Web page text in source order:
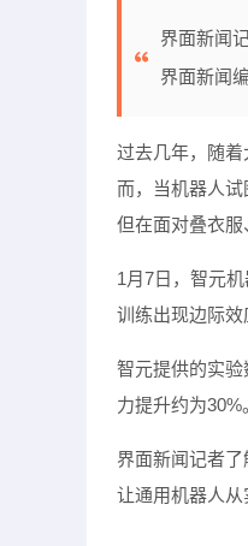
界面新闻
界面新闻
过去几年，随
而，当机器人试
但在面对叠衣服
1月7日，智元
训练出现边际效
智元提供的实
力提升约为30%
界面新闻记者
让通用机器人从